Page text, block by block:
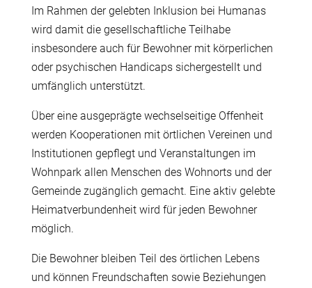
Im Rahmen der gelebten Inklusion bei Humanas
wird damit die gesellschaftliche Teilhabe
insbesondere auch für Bewohner mit körperlichen
oder psychischen Handicaps sichergestellt und
umfänglich unterstützt.
Über eine ausgeprägte wechselseitige Offenheit
werden Kooperationen mit örtlichen Vereinen und
Institutionen gepflegt und Veranstaltungen im
Wohnpark allen Menschen des Wohnorts und der
Gemeinde zugänglich gemacht. Eine aktiv gelebte
Heimatverbundenheit wird für jeden Bewohner
möglich.
Die Bewohner bleiben Teil des örtlichen Lebens
und können Freundschaften sowie Beziehungen